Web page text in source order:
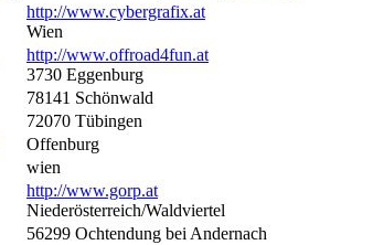
http://www.cybergrafix.at
Wien
http://www.offroad4fun.at
3730 Eggenburg
78141 Schönwald
72070 Tübingen
Offenburg
wien
http://www.gorp.at
Niederösterreich/Waldviertel
56299 Ochtendung bei Andernach